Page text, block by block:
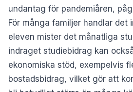
undantag för pandemiåren,
För många familjer handlar det
eleven mister det månatliga
indraget studiebidrag kan
ekonomiska stöd, exempelvis
bostadsbidrag, vilket gör att